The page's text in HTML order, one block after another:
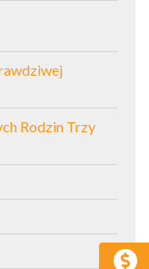
Rodzin Trzy